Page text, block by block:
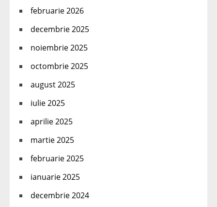
februarie 2026
decembrie 2025
noiembrie 2025
octombrie 2025
august 2025
iulie 2025
aprilie 2025
martie 2025
februarie 2025
ianuarie 2025
decembrie 2024